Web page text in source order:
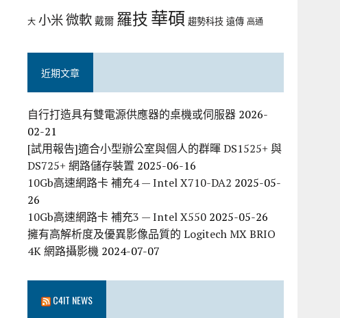
大 小米微軟 戴爾 羅技華碩 趨勢科技 遠傳 高通
近期文章
自行打造具有雙電源供應器的桌機或伺服器 2026-
02-21
[試用報告]適合小型辦公室與個人的群暉 DS1525+ 與
DS725+ 網路儲存裝置 2025-06-16
10Gb高速網路卡 補充4 — Intel X710-DA2 2025-05-
26
10Gb高速網路卡 補充3 — Intel X550 2025-05-26
擁有高解析度及優異影像品質的 Logitech MX BRIO
4K 網路攝影機 2024-07-07
C4IT NEWS